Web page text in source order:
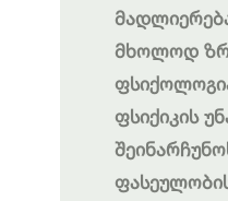
მხოლოდ
ფსიქიკის